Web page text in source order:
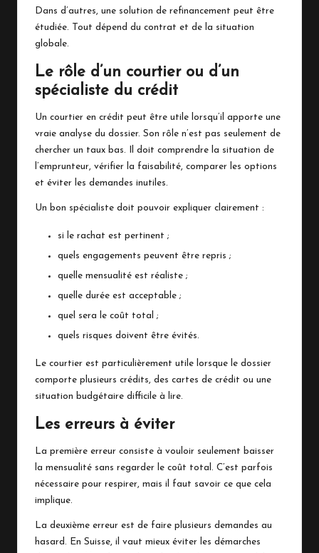
Dans d’autres, une solution de refinancement peut être
étudiée. Tout dépend du contrat et de la situation
globale.
Le rôle d’un courtier ou d’un
spécialiste du crédit
Un courtier en crédit peut être utile lorsqu’il apporte une
vraie analyse du dossier. Son rôle n’est pas seulement de
chercher un taux bas. Il doit comprendre la situation de
l’emprunteur, vérifier la faisabilité, comparer les options
et éviter les demandes inutiles.
Un bon spécialiste doit pouvoir expliquer clairement :
si le rachat est pertinent ;
quels engagements peuvent être repris ;
quelle mensualité est réaliste ;
quelle durée est acceptable ;
quel sera le coût total ;
quels risques doivent être évités.
Le courtier est particulièrement utile lorsque le dossier
comporte plusieurs crédits, des cartes de crédit ou une
situation budgétaire difficile à lire.
Les erreurs à éviter
La première erreur consiste à vouloir seulement baisser
la mensualité sans regarder le coût total. C’est parfois
nécessaire pour respirer, mais il faut savoir ce que cela
implique.
La deuxième erreur est de faire plusieurs demandes au
hasard. En Suisse, il vaut mieux éviter les démarches